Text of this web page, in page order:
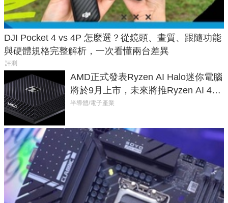
DJI Pocket 4 vs 4P 怎麼選？從鏡頭、畫質、跟隨功能
與硬體規格完整解析，一次看懂兩台差異
評測
AMD正式發表Ryzen AI Halo迷你電腦
將於9月上市，未來將推Ryzen AI 400
Max系列處理器與對應升級版
半導體/電子產業